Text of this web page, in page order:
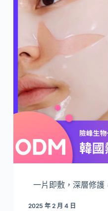
一片即敷，深層修
2025 年 2 月 4 日